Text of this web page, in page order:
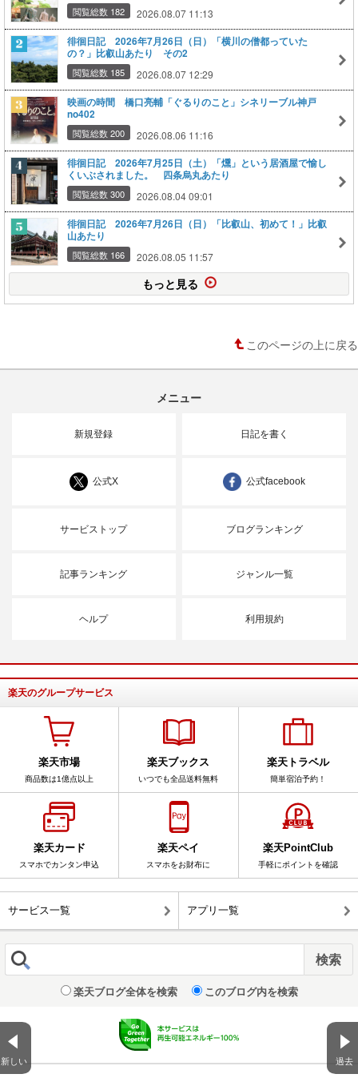
新しい 過去
閲覧総数 182 2026.08.07 11:13
徘徊日記 2026年7月26日（日）「横川の僧都っていた
の？」比叡山あたり その2
閲覧総数 185 2026.08.07 12:29
映画の時間 橋口亮輔「ぐるりのこと」シネリーブル神戸
no402
閲覧総数 200 2026.08.06 11:16
徘徊日記 2026年7月25日（土）「燻」という居酒屋で愉し
くいぶされました。 四条烏丸あたり
閲覧総数 300 2026.08.04 09:01
徘徊日記 2026年7月26日（日）「比叡山、初めて！」比叡
山あたり
閲覧総数 166 2026.08.05 11:57
もっと見る
このページの上に戻る
メニュー
新規登録 日記を書く
公式X 公式facebook
サービストップ ブログランキング
記事ランキング ジャンル一覧
ヘルプ 利用規約
楽天のグループサービス
楽天市場
商品数は1億点以上
楽天ブックス
いつでも全品送料無料
楽天トラベル
簡単宿泊予約！
楽天カード
スマホでカンタン申込
楽天ペイ
スマホをお財布に
楽天PointClub
手軽にポイントを確認
サービス一覧 アプリ一覧
楽天ブログ全体を検索 このブログ内を検索